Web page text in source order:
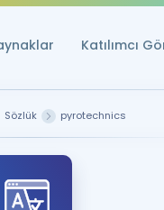
Katılımcı
Sözlük pyrotechnics